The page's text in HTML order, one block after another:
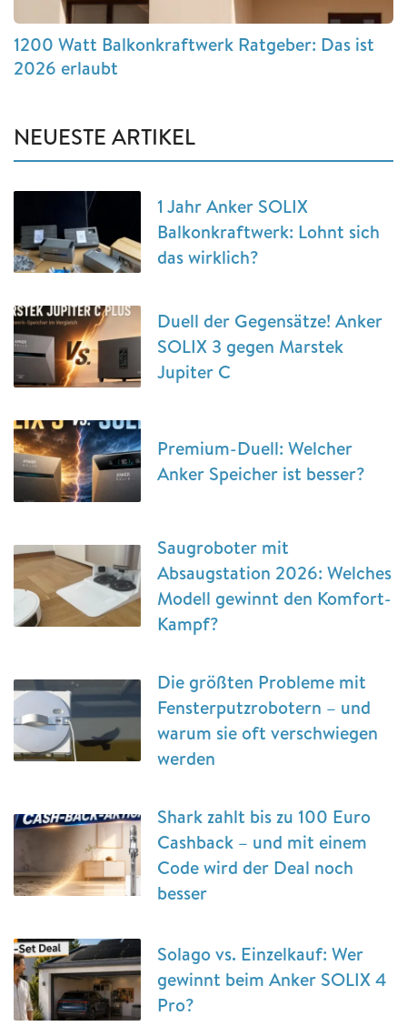
1200 Watt Balkonkraftwerk Ratgeber: Das ist
2026 erlaubt
NEUESTE ARTIKEL
1 Jahr Anker SOLIX
Balkonkraftwerk: Lohnt sich
das wirklich?
Duell der Gegensätze! Anker
SOLIX 3 gegen Marstek
Jupiter C
Premium-Duell: Welcher
Anker Speicher ist besser?
Saugroboter mit
Absaugstation 2026: Welches
Modell gewinnt den Komfort-
Kampf?
Die größten Probleme mit
Fensterputzrobotern – und
warum sie oft verschwiegen
werden
Shark zahlt bis zu 100 Euro
Cashback – und mit einem
Code wird der Deal noch
besser
Solago vs. Einzelkauf: Wer
gewinnt beim Anker SOLIX 4
Pro?